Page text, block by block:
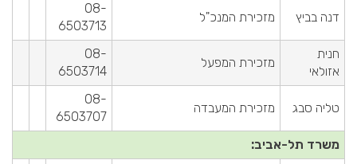
דנה בביץ מזכירת המנכ"ל
08-
6503713
חנית
אזולאי
מזכירת המפעל
08-
6503714
טליה סבג מזכירת המעבדה
08-
6503707
משרד תל-אביב: